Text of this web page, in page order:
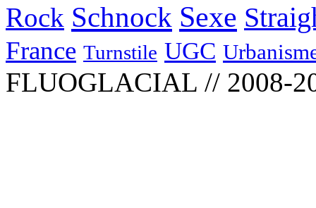
Rock Schnock Sexe
France Turnstile UGC
FLUOGLACIAL // 2008-